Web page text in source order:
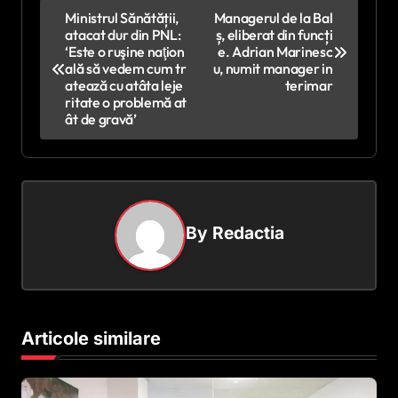
a
r
r
t
Ministrul Sănătății,
atacat dur din PNL:
‘Este o ruşine naţion
ală să vedem cum tr
atează cu atâta leje
ritate o problemă at
ât de gravă’
Managerul de la Bal
ș, eliberat din funcți
e. Adrian Marinesc
u, numit manager in
terimar
By Redactia
Articole similare